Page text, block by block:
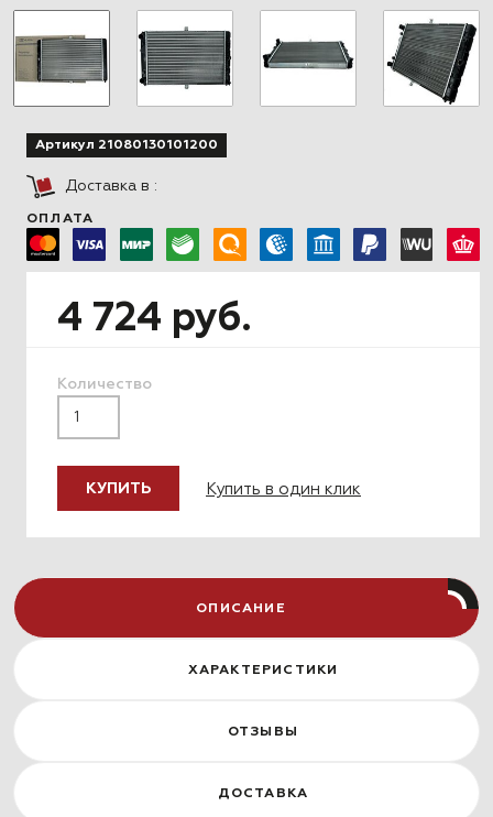
Артикул 21080130101200
Доставка в :
ОПЛАТА
4 724 руб.
Количество
КУПИТЬ Купить в один клик
ОПИСАНИЕ
ХАРАКТЕРИСТИКИ
ОТЗЫВЫ
ДОСТАВКА